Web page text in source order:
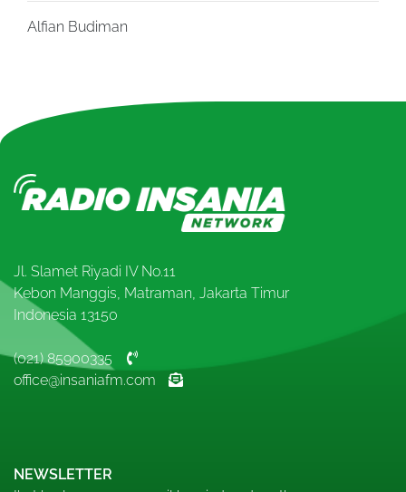
Alfian Budiman
NEWSLETTER
Jl. Slamet Riyadi IV No.11
Kebon Manggis, Matraman, Jakarta Timur
Indonesia 13150
(021) 85900335
office@insaniafm.com